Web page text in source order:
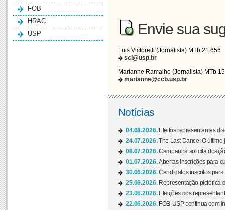
FOB
HRAC
USP
Envie sua
Luis Victorelli (Jornalista) MTb 21.656
sci@usp.br
Marianne Ramalho (Jornalista) MTb
marianne@ccb.usp.br
Notícias
04.08.2026. Eleitos representantes
24.07.2026.The Last Dance: O
08.07.2026.Campanha solicita
01.07.2026.Abertas inscrições para
30.06.2026.Candidatos inscritos
25.06.2026. Representação pictórica
23.06.2026. Eleições dos
22.06.2026. FOB-USP continua com